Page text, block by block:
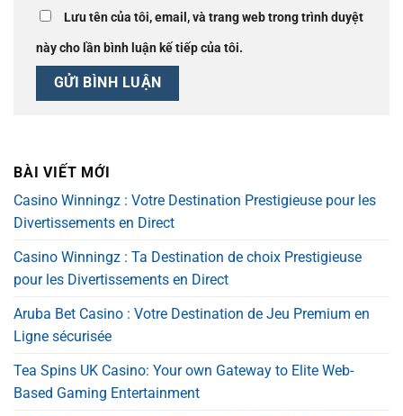
Lưu tên của tôi, email, và trang web trong trình duyệt
này cho lần bình luận kế tiếp của tôi.
BÀI VIẾT MỚI
Casino Winningz : Votre Destination Prestigieuse pour les
Divertissements en Direct
Casino Winningz : Ta Destination de choix Prestigieuse
pour les Divertissements en Direct
Aruba Bet Casino : Votre Destination de Jeu Premium en
Ligne sécurisée
Tea Spins UK Casino: Your own Gateway to Elite Web-
Based Gaming Entertainment